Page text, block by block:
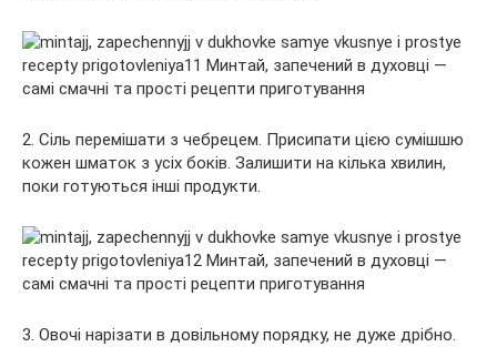
2. Сіль перемішати з чебрецем. Присипати цією сумішшю
кожен шматок з усіх боків. Залишити на кілька хвилин,
поки готуються інші продукти.
3. Овочі нарізати в довільному порядку, не дуже дрібно.